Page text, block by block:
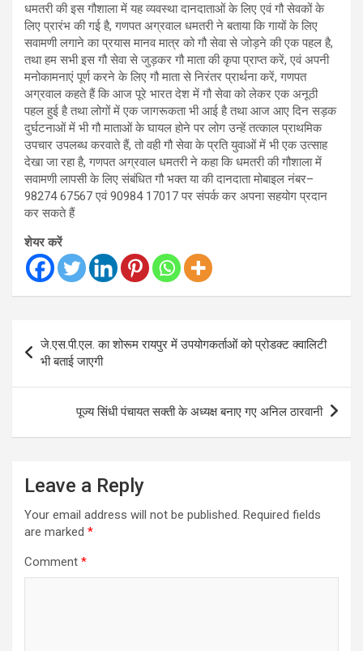
धमतरी की इस गौशाला में यह व्यवस्था दानदाताओं के लिए एवं गौ सेवकों के
लिए प्रारंभ की गई है, गणपत अग्रवाल धमतरी ने बताया कि गायों के लिए
सवामणी लगाने का प्रयास मानव मात्र को गौ सेवा से जोड़ने की एक पहल है,
तथा हम सभी इस गौ सेवा से जुड़कर गौ माता की कृपा प्राप्त करें, एवं अपनी
मनोकामनाएं पूर्ण करने के लिए गौ माता से निरंतर प्रार्थना करें, गणपत
अग्रवाल कहते हैं कि आज पूरे भारत देश में गौ सेवा को लेकर एक अनूठी
पहल हुई है तथा लोगों में एक जागरूकता भी आई है तथा आज आए दिन सड़क
दुर्घटनाओं में भी गौ माताओं के घायल होने पर लोग उन्हें तत्काल प्राथमिक
उपचार उपलब्ध करवाते हैं, तो वही गौ सेवा के प्रति युवाओं में भी एक उत्साह
देखा जा रहा है, गणपत अग्रवाल धमतरी ने कहा कि धमतरी की गौशाला में
सवामणी लापसी के लिए संबंधित गौ भक्त या की दानदाता मोबाइल नंबर–
98274 67567 एवं 90984 17017 पर संपर्क कर अपना सहयोग प्रदान
कर सकते हैं
शेयर करें
Post
navigation
जे.एस.पी.एल. का शोरूम रायपुर में उपयोगकर्ताओं को प्रोडक्ट क्वालिटी
भी बताई जाएगी
पूज्य सिंधी पंचायत सक्ती के अध्यक्ष बनाए गए अनिल ठारवानी
Leave a Reply
Your email address will not be published. Required fields
are marked *
Comment *